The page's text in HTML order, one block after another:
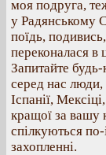
моя подруга,
у Радянському
поїдь,
переконалася в
Запитайте
серед нас люди,
Іспанії,
кращої за вашу
спілкуються
захопленні.